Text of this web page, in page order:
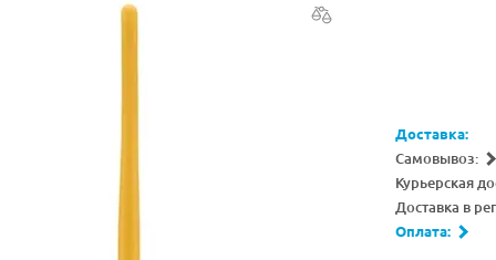
Доставка:
Самовывоз:
Курьерская
Доставка в
Оплата: